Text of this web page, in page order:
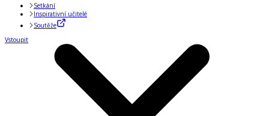
Setkání
Inspirativní učitelé
Soutěže
Vstoupit